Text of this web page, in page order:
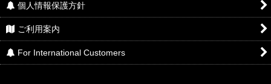
個人情報保護方針
ご利用案内
For International Customers